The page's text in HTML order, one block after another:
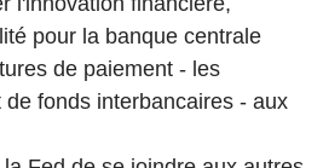
pour la banque centrale
de paiement - les
fonds interbancaires - aux